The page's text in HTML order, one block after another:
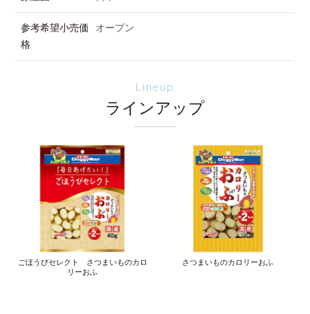
参考希望小売価
格
オープン
Lineup
ラインアップ
ごほうびセレクト さつまいものカロ
リーおふ
さつまいものカロリーおふ